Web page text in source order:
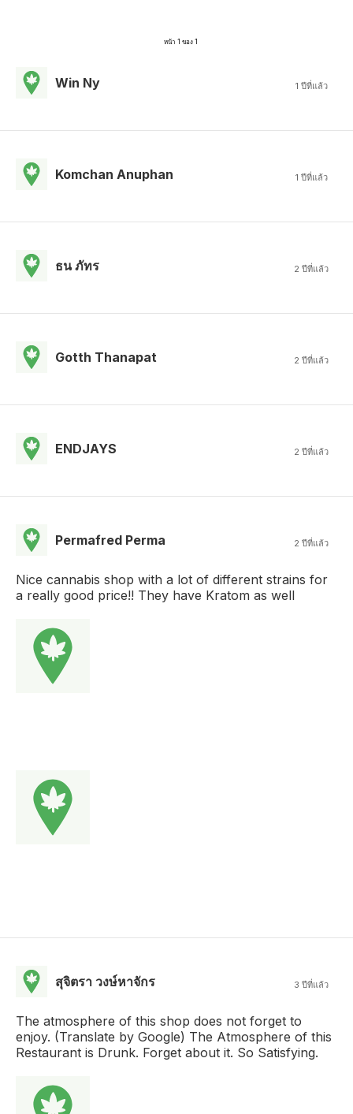
หน้า 1 ของ 1
Win Ny 1 ปีที่แล้ว
Komchan Anuphan 1 ปีที่แล้ว
ธน ภัทร 2 ปีที่แล้ว
Gotth Thanapat 2 ปีที่แล้ว
ENDJAYS 2 ปีที่แล้ว
Permafred Perma 2 ปีที่แล้ว
Nice cannabis shop with a lot of different strains for
a really good price!! They have Kratom as well
สุจิตรา วงษ์หาจักร 3 ปีที่แล้ว
The atmosphere of this shop does not forget to
enjoy. (Translate by Google) The Atmosphere of this
Restaurant is Drunk. Forget about it. So Satisfying.